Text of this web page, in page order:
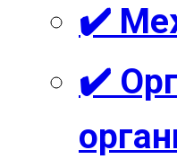
✔️
✔️